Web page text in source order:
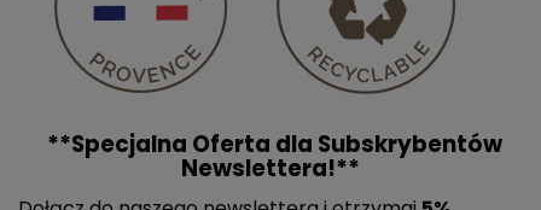
**Specjalna Oferta dla Subskrybentów
Newslettera!**